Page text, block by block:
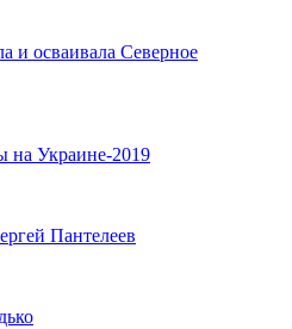
и осваивала Северное
на Украине-2019
Пантелеев